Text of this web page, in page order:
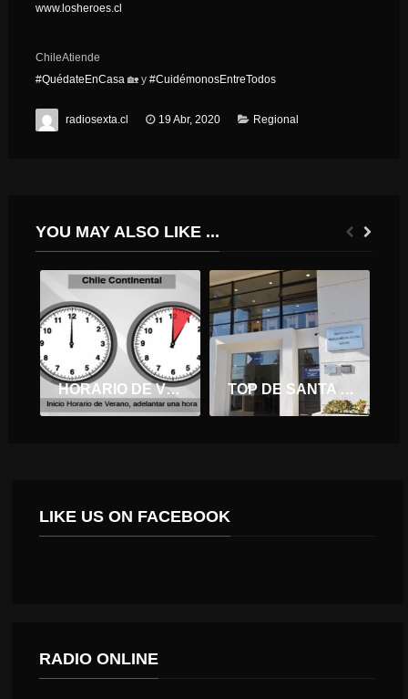
www.losheroes.cl
ChileAtiende
#QuédateEnCasa 🏡y #CuidémonosEntreTodos
radiosexta.cl 19 Abr, 2020 Regional
YOU MAY ALSO LIKE ...
HORARIO DE VERANO COMENZARÁ A REGIR LA MEDIANOCHE DE ESTE SÁBADO 11 DE AGOSTO. TOP DE SANTA CRUZ ABSUELVE POR FALTA DE PRUEBAS A ACUSADO DE ROBO CON INTIMIDACIÓN
LIKE US ON FACEBOOK
RADIO ONLINE